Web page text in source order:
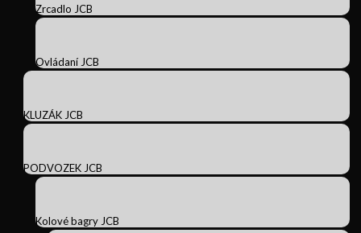
Zrcadlo JCB
Ovládaní JCB
KLUZÁK JCB
PODVOZEK JCB
Kolové bagry JCB